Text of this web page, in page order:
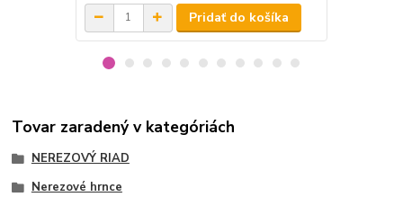
Pridať do košíka
Tovar zaradený v kategóriách
NEREZOVÝ RIAD
Nerezové hrnce